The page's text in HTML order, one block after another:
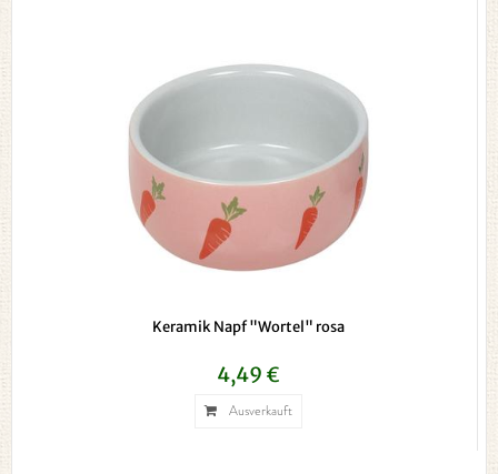
Keramik Napf "Wortel" rosa
4,49 €
Ausverkauft